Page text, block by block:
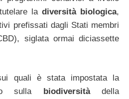
la diversità biologica,
prefissati dagli Stati membri
siglata ormai diciassette
quali è stata impostata la
sulla
biodiversitàdella